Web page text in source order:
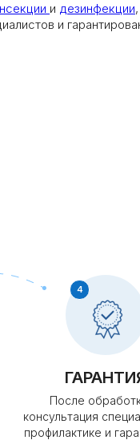
и дезинфекции
и
После
консультация
профилактике и
4